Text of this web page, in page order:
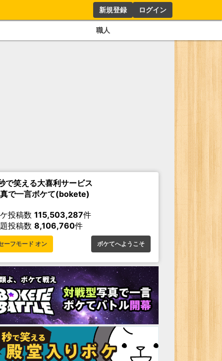
新規登録 ログイン
職人
で笑える大喜利サービス
で一言ボケて(bokete)
投稿数 115,503,287件
投稿数 8,106,760件
ーフモード オン ボケてへようこそ